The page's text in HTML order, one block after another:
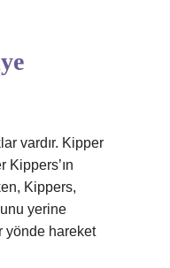
vardır. Kipper
Kippers’ın
Kippers,
yerine
yönde hareket